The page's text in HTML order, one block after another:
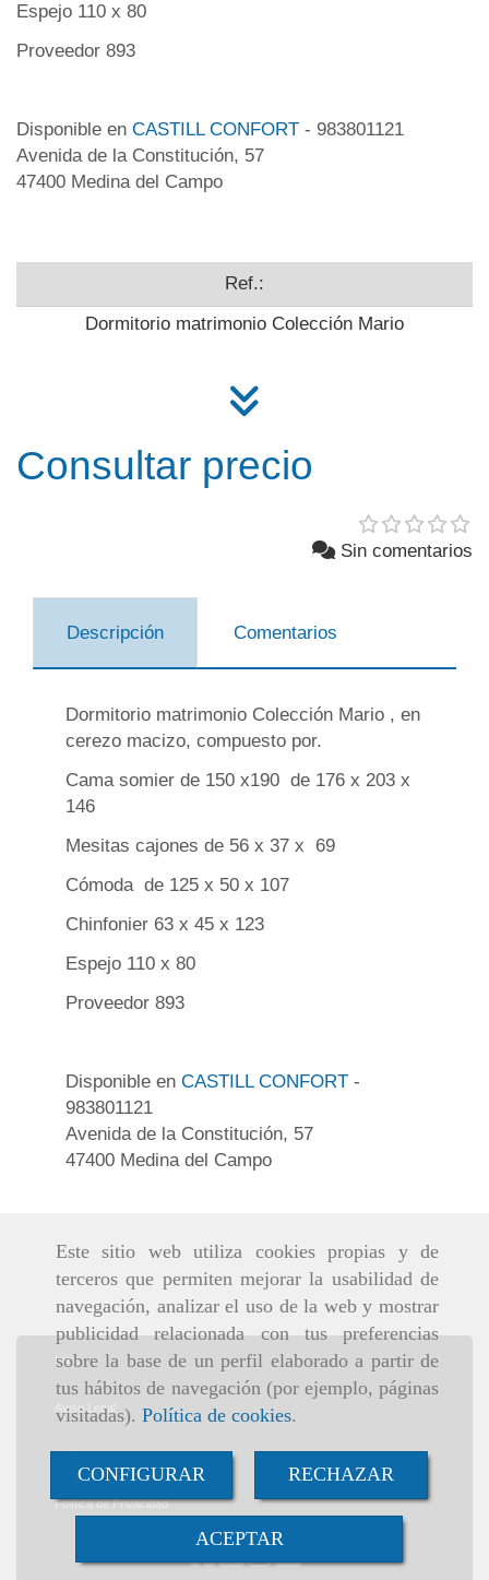
Este sitio web utiliza cookies propias y de
terceros que permiten mejorar la usabilidad de
navegación, analizar el uso de la web y mostrar
publicidad relacionada con tus preferencias
sobre la base de un perfil elaborado a partir de
tus hábitos de navegación (por ejemplo, páginas
visitadas). Política de cookies.
CONFIGURAR RECHAZAR
ACEPTAR
Espejo 110 x 80
Proveedor 893
Disponible en CASTILL CONFORT - 983801121
Avenida de la Constitución, 57
47400 Medina del Campo
Ref.:
Dormitorio matrimonio Colección Mario
Consultar precio
Sin comentarios
Descripción Comentarios
Dormitorio matrimonio Colección Mario , en
cerezo macizo, compuesto por.
Cama somier de 150 x190 de 176 x 203 x
146
Mesitas cajones de 56 x 37 x 69
Cómoda de 125 x 50 x 107
Chinfonier 63 x 45 x 123
Espejo 110 x 80
Proveedor 893
Disponible en CASTILL CONFORT -
983801121
Avenida de la Constitución, 57
47400 Medina del Campo
Inicio
Aviso Legal
Política de cookies
Política de Privacidad